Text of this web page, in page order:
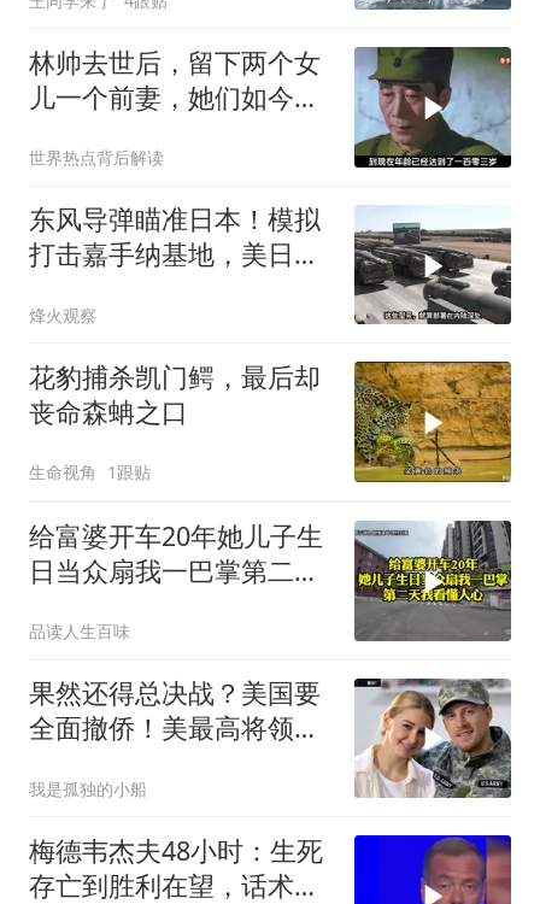
林帅去世后，留下两个女
儿一个前妻，她们如今过
世界热点背后解读
东风导弹瞄准日本！模拟
打击嘉手纳基地，美日敢
烽火观察
花豹捕杀凯门鳄，最后却
丧命森蚺之口
生命视角 1跟贴
给富婆开车20年她儿子生
日当众扇我一巴掌第二天
品读人生百味
果然还得总决战？美国要
全面撤侨！美最高将领：
我是孤独的小船
梅德韦杰夫48小时：生死
存亡到胜利在望，话术变